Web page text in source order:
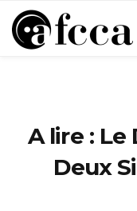
A lire : Le
Deux